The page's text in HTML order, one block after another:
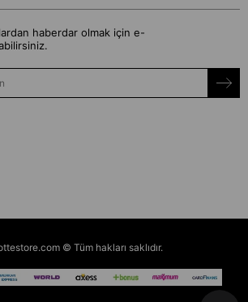
haberdar olmak için e-
© Tüm hakları saklıdır.